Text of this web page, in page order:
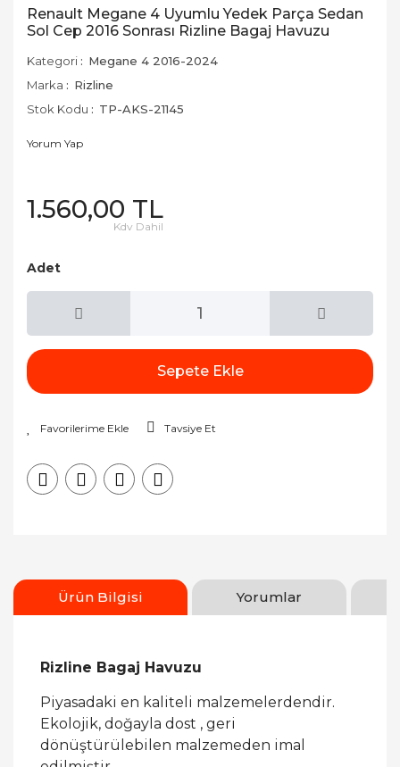
Renault Megane 4 Uyumlu Yedek Parça Sedan
Sol Cep 2016 Sonrası Rizline Bagaj Havuzu
Kategori
Megane 4 2016-2024
Marka
Rizline
Stok Kodu
TP-AKS-21145
Yorum Yap
1.560,00 TL
Kdv Dahil
Adet
Sepete Ekle
Tavsiye Et
Ürün Bilgisi Yorumlar
Rizline Bagaj Havuzu
Piyasadaki en kaliteli malzemelerdendir.
Ekolojik, doğayla dost , geri
dönüştürülebilen malzemeden imal